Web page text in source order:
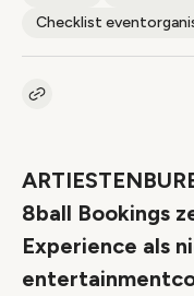
Checklist
Kopieer link naar artikel
8ball Bookings
Experience als